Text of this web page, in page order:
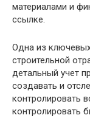
материалами и
ссылке.
Одна из
строительной
детальный учет
создавать и
контролировать
контролировать